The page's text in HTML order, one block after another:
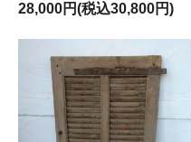
28,000円(税込30,800円)